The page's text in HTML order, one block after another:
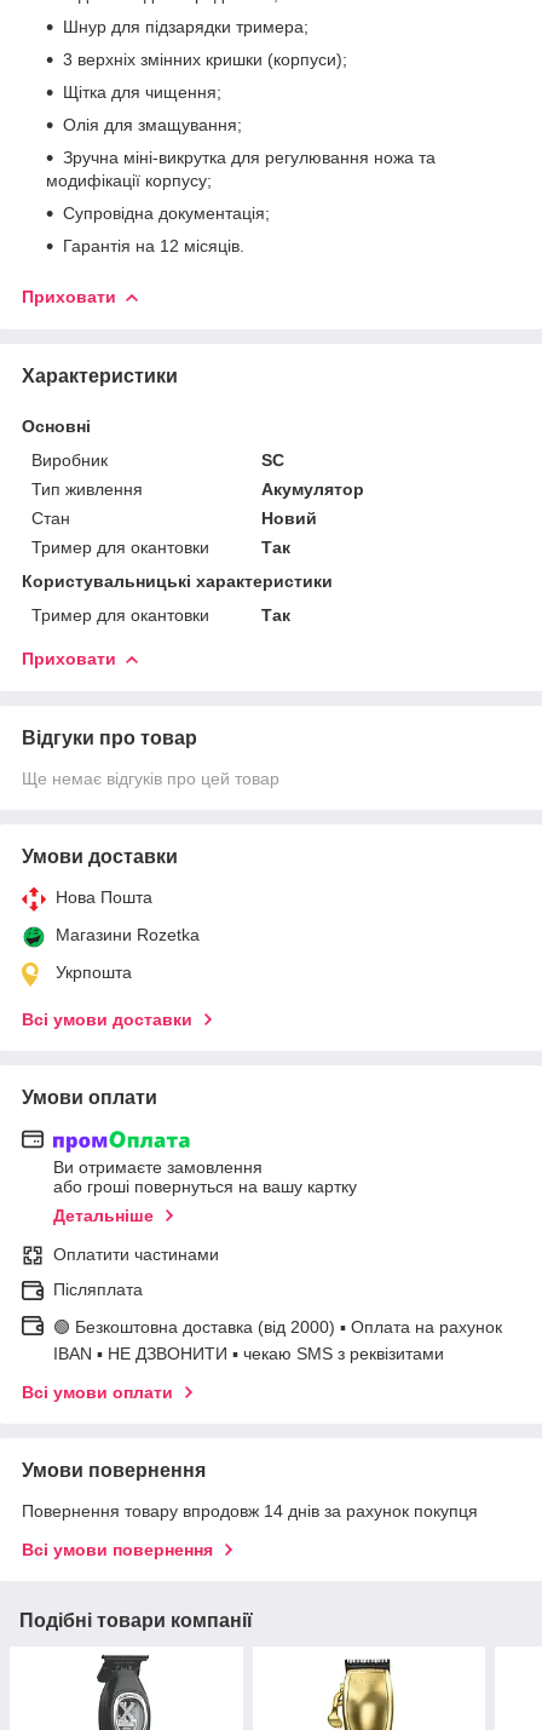
Шнур для підзарядки тримера;
3 верхніх змінних кришки (корпуси);
Щітка для чищення;
Олія для змащування;
Зручна міні-викрутка для регулювання ножа та
модифікації корпусу;
Супровідна документація;
Гарантія на 12 місяців.
Приховати
Характеристики
Основні
Виробник
SC
Тип живлення
Акумулятор
Стан
Новий
Тример для окантовки
Так
Користувальницькі характеристики
Тример для окантовки
Так
Приховати
Відгуки про товар
Ще немає відгуків про цей товар
Умови доставки
Нова Пошта
Магазини Rozetka
Укрпошта
Всі умови доставки
Умови оплати
Ви отримаєте замовлення
або гроші повернуться на вашу картку
Детальніше
Оплатити частинами
Післяплата
🟢 Безкоштовна доставка (від 2000) ▪ Оплата на рахунок
IBAN ▪ НЕ ДЗВОНИТИ ▪ чекаю SMS з реквізитами
Всі умови оплати
Умови повернення
Повернення товару впродовж 14 днів за рахунок покупця
Всі умови повернення
Подібні товари компанії